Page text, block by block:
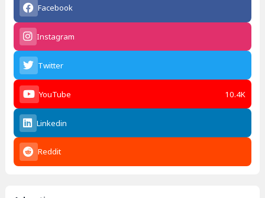
Facebook
Instagram
Twitter
YouTube 10.4K
Linkedin
Reddit